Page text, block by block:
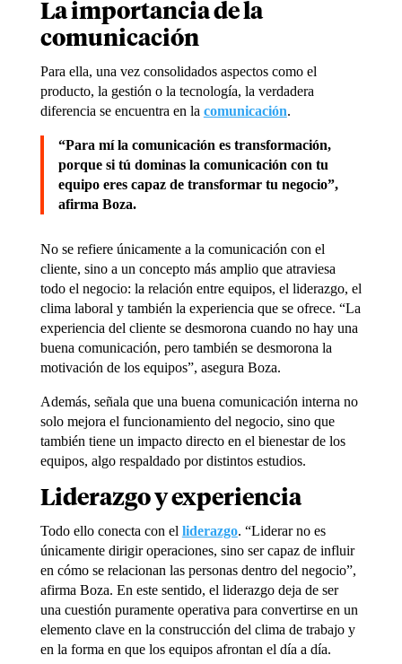
La importancia de la
comunicación
Para ella, una vez consolidados aspectos como el
producto, la gestión o la tecnología, la verdadera
diferencia se encuentra en la comunicación.
“Para mí la comunicación es transformación,
porque si tú dominas la comunicación con tu
equipo eres capaz de transformar tu negocio”,
afirma Boza.
No se refiere únicamente a la comunicación con el
cliente, sino a un concepto más amplio que atraviesa
todo el negocio: la relación entre equipos, el liderazgo, el
clima laboral y también la experiencia que se ofrece. “La
experiencia del cliente se desmorona cuando no hay una
buena comunicación, pero también se desmorona la
motivación de los equipos”, asegura Boza.
Además, señala que una buena comunicación interna no
solo mejora el funcionamiento del negocio, sino que
también tiene un impacto directo en el bienestar de los
equipos, algo respaldado por distintos estudios.
Liderazgo y experiencia
Todo ello conecta con el liderazgo. “Liderar no es
únicamente dirigir operaciones, sino ser capaz de influir
en cómo se relacionan las personas dentro del negocio”,
afirma Boza. En este sentido, el liderazgo deja de ser
una cuestión puramente operativa para convertirse en un
elemento clave en la construcción del clima de trabajo y
en la forma en que los equipos afrontan el día a día.